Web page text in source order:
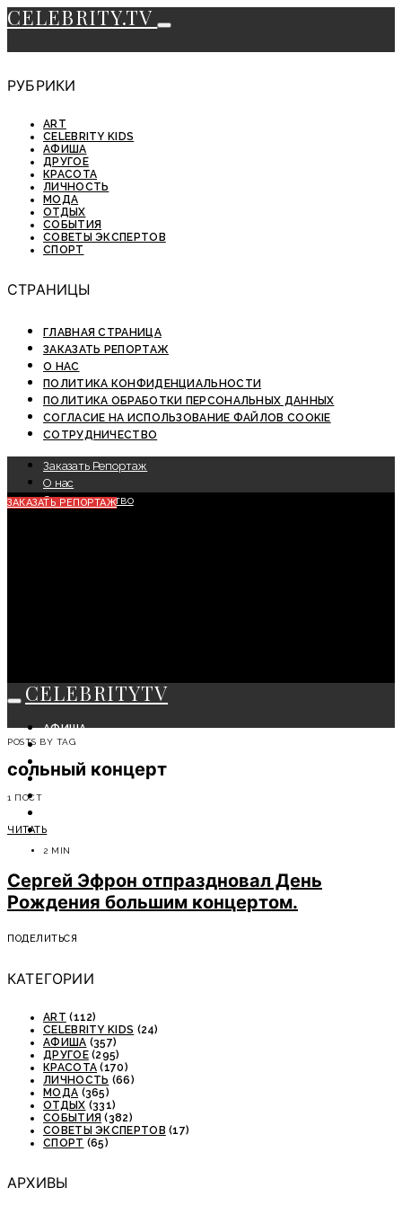
CELEBRITY.TV
РУБРИКИ
ART
CELEBRITY KIDS
АФИША
ДРУГОЕ
КРАСОТА
ЛИЧНОСТЬ
МОДА
ОТДЫХ
СОБЫТИЯ
СОВЕТЫ ЭКСПЕРТОВ
СПОРТ
СТРАНИЦЫ
ГЛАВНАЯ СТРАНИЦА
ЗАКАЗАТЬ РЕПОРТАЖ
О НАС
ПОЛИТИКА КОНФИДЕНЦИАЛЬНОСТИ
ПОЛИТИКА ОБРАБОТКИ ПЕРСОНАЛЬНЫХ ДАННЫХ
СОГЛАСИЕ НА ИСПОЛЬЗОВАНИЕ ФАЙЛОВ COOKIE
СОТРУДНИЧЕСТВО
Заказать Репортаж
О нас
Сотрудничество
ЗАКАЗАТЬ РЕПОРТАЖ
CELEBRITYTV
АФИША
СОБЫТИЯ
КРАСОТА
МОДА
СОВЕТЫ ЭКСПЕРТОВ
POSTS BY TAG
сольный концерт
1 ПОСТ
ЧИТАТЬ
2 MIN
Сергей Эфрон отпраздновал День
Рождения большим концертом.
ПОДЕЛИТЬСЯ
КАТЕГОРИИ
ART (112)
CELEBRITY KIDS (24)
АФИША (357)
ДРУГОЕ(295)
КРАСОТА (170)
ЛИЧНОСТЬ (66)
МОДА (365)
ОТДЫХ (331)
СОБЫТИЯ (382)
СОВЕТЫ ЭКСПЕРТОВ (17)
СПОРТ (65)
АРХИВЫ